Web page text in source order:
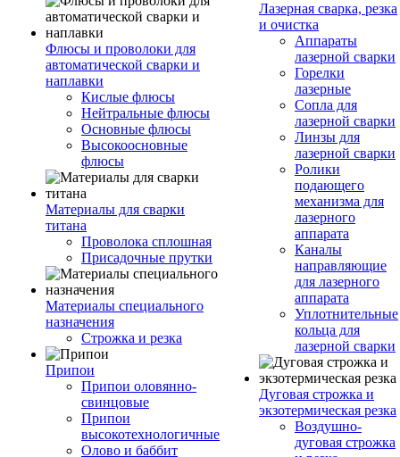
Флюсы и проволоки для
автоматической сварки и
наплавки
Кислые флюсы
Нейтральные флюсы
Основные флюсы
Высокоосновные
флюсы
Материалы для сварки
титана
Проволока сплошная
Присадочные прутки
Материалы специального
назначения
Строжка и резка
Припои
Припои оловянно-
свинцовые
Припои
высокотехнологичные
Олово и баббит
Лазерная сварка, резка
и очистка
Аппараты
лазерной сварки
Горелки
лазерные
Сопла для
лазерной сварки
Линзы для
лазерной сварки
Ролики
подающего
механизма для
лазерного
аппарата
Каналы
направляющие
для лазерного
аппарата
Уплотнительные
кольца для
лазерной сварки
Дуговая строжка и
экзотермическая резка
Воздушно-
дуговая строжка